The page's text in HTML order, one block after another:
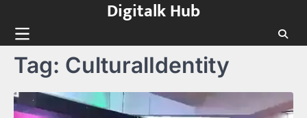
content
Digitalk Hub
Tag: CulturalIdentity